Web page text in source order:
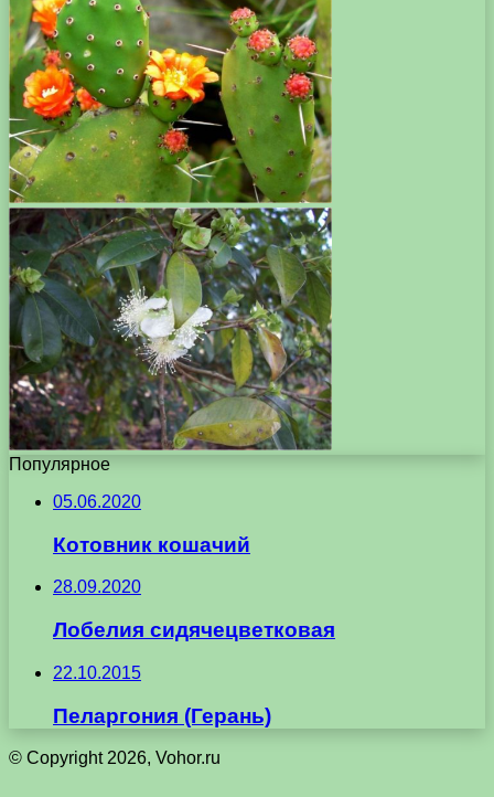
Популярное
05.06.2020
Котовник кошачий
28.09.2020
Лобелия сидячецветковая
22.10.2015
Пеларгония (Герань)
© Copyright 2026, Vohor.ru